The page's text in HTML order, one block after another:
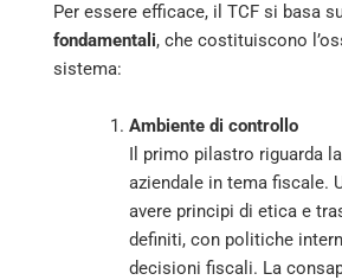
Per essere efficace, il TCF si basa
fondamentali, che costituiscono
sistema:
Ambiente di controllo
Il primo pilastro riguarda
aziendale in tema fiscale.
avere principi di etica e
definiti, con politiche
decisioni fiscali. La